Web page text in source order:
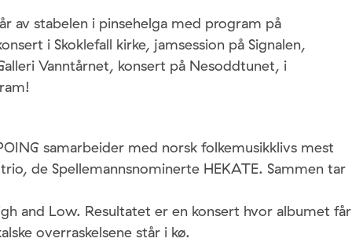
av stabelen i pinsehelga med program på
i Skoklefall kirke, jamsession på Signalen,
Vanntårnet, konsert på Nesoddtunet, i
samarbeider med norsk folkemusikklivs mest
de Spellemannsnominerte HEKATE. Sammen tar
and Low. Resultatet er en konsert hvor albumet får
overraskelsene står i kø.